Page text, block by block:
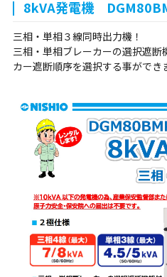
中部 関
九州・沖縄（外部）
8kVA発電機
三相・単相３線同時出力機！
三相・単相ブレーカーの選択遮
カー遮断順序を選択する事ができ